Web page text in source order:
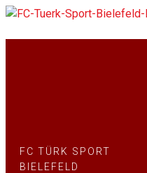
FC TÜRK SPORT
BIELEFELD